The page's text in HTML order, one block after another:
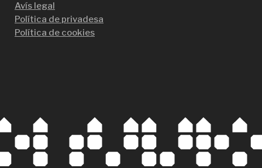
Avís legal
Política de privadesa
Política de cookies